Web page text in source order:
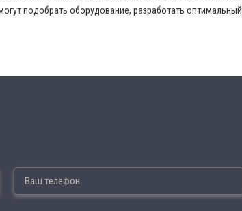
подобрать оборудование, разработать